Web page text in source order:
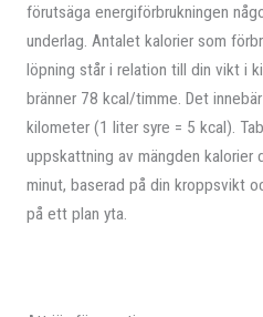
förutsäga energiförbrukningen
underlag. Antalet kalorier som
löpning står i relation till din vikt i
bränner 78 kcal/timme. Det
kilometer (1 liter syre = 5 kcal).
uppskattning av mängden kalorier
minut, baserad på din kroppsvikt
på ett plan yta.